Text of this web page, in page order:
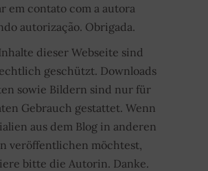
em contato com a autora
autorização. Obrigada.
dieser Webseite sind
geschützt. Downloads
sowie Bildern sind nur für
Gebrauch gestattet. Wenn
aus dem Blog in anderen
veröffentlichen möchtest,
bitte die Autorin. Danke.